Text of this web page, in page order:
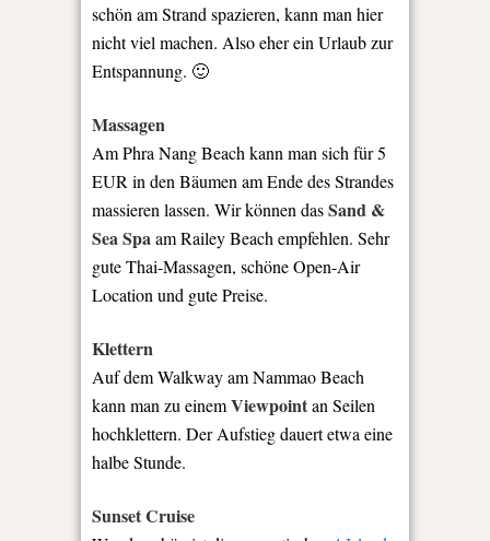
schön am Strand spazieren, kann man hier
nicht viel machen. Also eher ein Urlaub zur
Entspannung. 🙂
Massagen
Am Phra Nang Beach kann man sich für 5
EUR in den Bäumen am Ende des Strandes
massieren lassen. Wir können dasSand &
Sea Spa am Railey Beach empfehlen. Sehr
gute Thai-Massagen, schöne Open-Air
Location und gute Preise.
Klettern
Auf dem Walkway am Nammao Beach
kann man zu einemViewpointan Seilen
hochklettern. Der Aufstieg dauert etwa eine
halbe Stunde.
Sunset Cruise